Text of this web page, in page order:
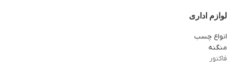
لوازم اداری
انواع چسب
منگنه
فاکتور